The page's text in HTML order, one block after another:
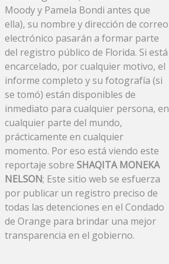
Moody y Pamela Bondi antes que
ella), su nombre y dirección de correo
electrónico pasarán a formar parte
del registro público de Florida. Si está
encarcelado, por cualquier motivo, el
informe completo y su fotografía (si
se tomó) están disponibles de
inmediato para cualquier persona, en
cualquier parte del mundo,
prácticamente en cualquier
momento. Por eso está viendo este
reportaje sobre SHAQITA MONEKA
NELSON; Este sitio web se esfuerza
por publicar un registro preciso de
todas las detenciones en el Condado
de Orange para brindar una mejor
transparencia en el gobierno.